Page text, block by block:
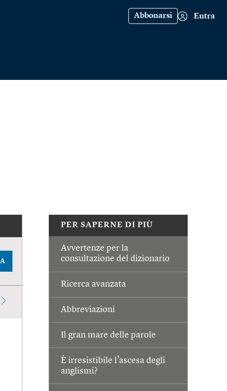
Abbonarsi Entra
PER SAPERNE DI PIÙ
Avvertenze per la
consultazione del dizionario
Ricerca avanzata
Abbreviazioni
Il gran mare delle parole
È irresistibile l’ascesa degli
anglismi?